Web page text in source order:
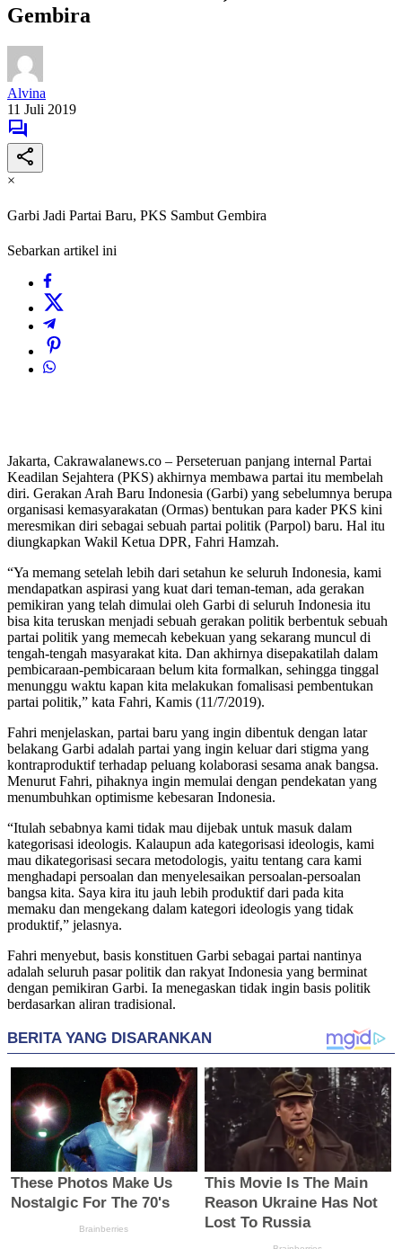
Gembira
Alvina
11 Juli 2019
×
Garbi Jadi Partai Baru, PKS Sambut Gembira
Sebarkan artikel ini
Jakarta, Cakrawalanews.co – Perseteruan panjang internal Partai
Keadilan Sejahtera (PKS) akhirnya membawa partai itu membelah
diri. Gerakan Arah Baru Indonesia (Garbi) yang sebelumnya berupa
organisasi kemasyarakatan (Ormas) bentukan para kader PKS kini
meresmikan diri sebagai sebuah partai politik (Parpol) baru. Hal itu
diungkapkan Wakil Ketua DPR, Fahri Hamzah.
“Ya memang setelah lebih dari setahun ke seluruh Indonesia, kami
mendapatkan aspirasi yang kuat dari teman-teman, ada gerakan
pemikiran yang telah dimulai oleh Garbi di seluruh Indonesia itu
bisa kita teruskan menjadi sebuah gerakan politik berbentuk sebuah
partai politik yang memecah kebekuan yang sekarang muncul di
tengah-tengah masyarakat kita. Dan akhirnya disepakatilah dalam
pembicaraan-pembicaraan belum kita formalkan, sehingga tinggal
menunggu waktu kapan kita melakukan fomalisasi pembentukan
partai politik,” kata Fahri, Kamis (11/7/2019).
Fahri menjelaskan, partai baru yang ingin dibentuk dengan latar
belakang Garbi adalah partai yang ingin keluar dari stigma yang
kontraproduktif terhadap peluang kolaborasi sesama anak bangsa.
Menurut Fahri, pihaknya ingin memulai dengan pendekatan yang
menumbuhkan optimisme kebesaran Indonesia.
“Itulah sebabnya kami tidak mau dijebak untuk masuk dalam
kategorisasi ideologis. Kalaupun ada kategorisasi ideologis, kami
mau dikategorisasi secara metodologis, yaitu tentang cara kami
menghadapi persoalan dan menyelesaikan persoalan-persoalan
bangsa kita. Saya kira itu jauh lebih produktif dari pada kita
memaku dan mengekang dalam kategori ideologis yang tidak
produktif,” jelasnya.
Fahri menyebut, basis konstituen Garbi sebagai partai nantinya
adalah seluruh pasar politik dan rakyat Indonesia yang berminat
dengan pemikiran Garbi. Ia menegaskan tidak ingin basis politik
berdasarkan aliran tradisional.